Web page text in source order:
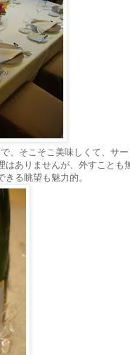
、そこそこ美味しくて、サ
はありませんが、外すことも
る眺望も魅力的。